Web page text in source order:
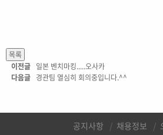
이전글 일본 벤치마킹.....오사카
다음글 경관팀 열심히 회의중입니다.^^
공지사항 채용정보